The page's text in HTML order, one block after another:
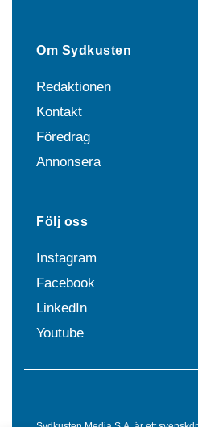
Om Sydkusten
Redaktionen
Kontakt
Föredrag
Annonsera
Följ oss
Instagram
Facebook
LinkedIn
Youtube